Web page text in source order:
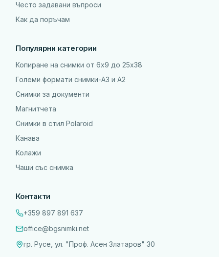
Често задавани въпроси
Как да поръчам
Популярни категории
Копиране на снимки от 6x9 до 25х38
Големи формати снимки-А3 и А2
Снимки за документи
Магнитчета
Снимки в стил Polaroid
Канава
Колажи
Чаши със снимка
Контакти
+359 897 891 637
office@bgsnimki.net
гр. Русе, ул. "Проф. Асен Златаров" 30